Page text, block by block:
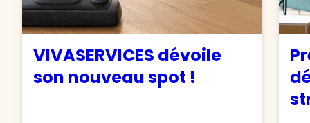
VIVASERVICES dévoile
son nouveau spot !